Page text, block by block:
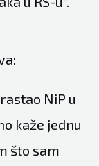
NiP u
kaže jednu
što sam